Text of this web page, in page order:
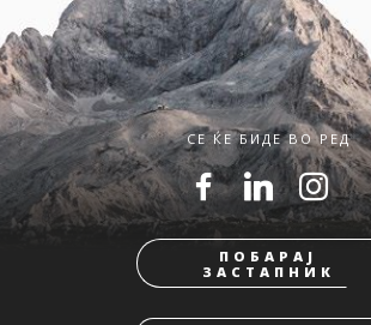
СЕ ЌЕ БИДЕ ВО РЕД
ПОБАРАЈ
ЗАСТАПНИК